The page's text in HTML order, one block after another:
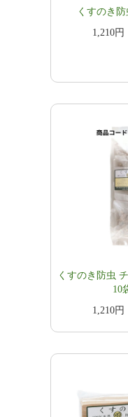
くすのき
1,210円
くすのき防虫
10
1,210円